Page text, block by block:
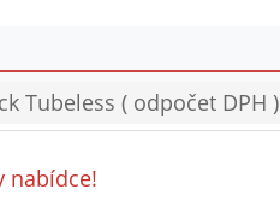
Tubeless ( odpočet DPH )
nabídce!